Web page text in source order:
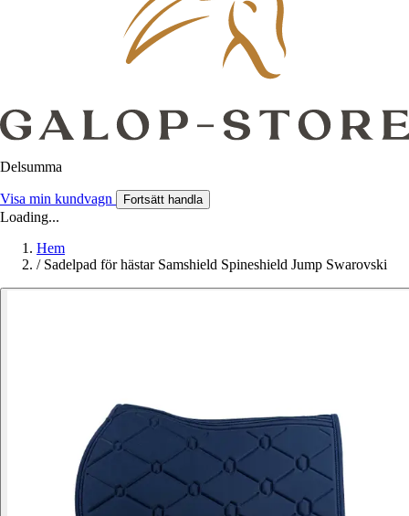
Delsumma
Visa min kundvagn Fortsätt handla
Loading...
Hem
/ Sadelpad för hästar Samshield Spineshield Jump Swarovski